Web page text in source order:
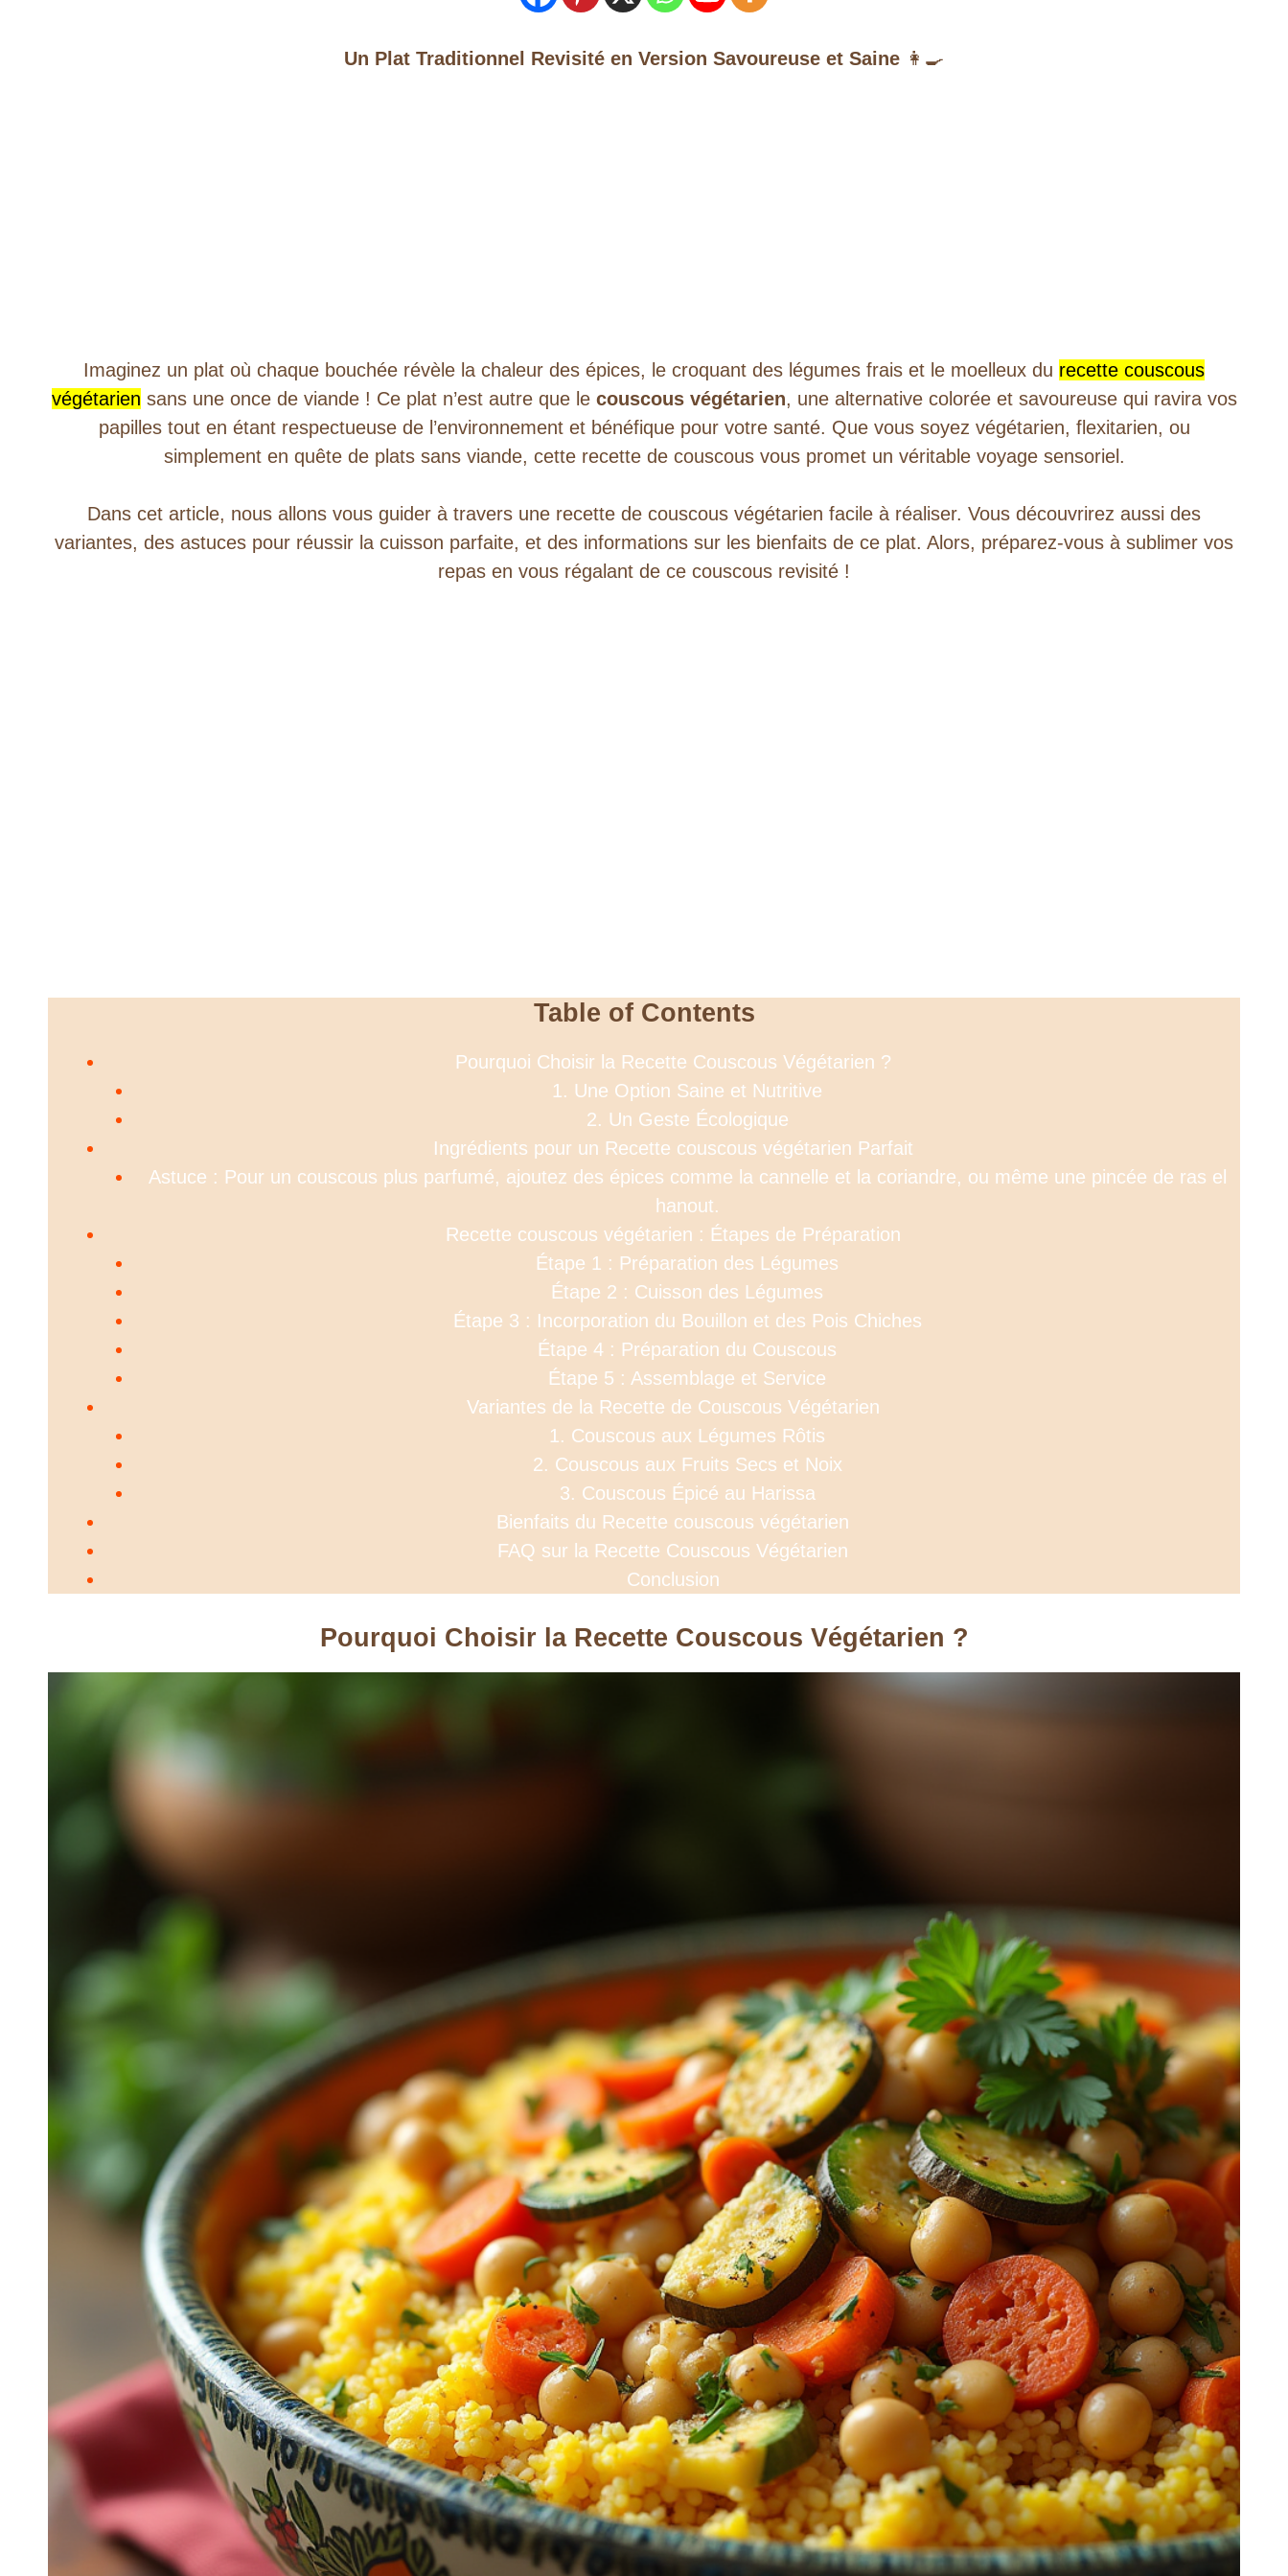
Un Plat Traditionnel Revisité en Version Savoureuse et Saine 👩‍🍳
Imaginez un plat où chaque bouchée révèle la chaleur des épices, le croquant des légumes frais et le moelleux du recette couscous
végétarien sans une once de viande ! Ce plat n’est autre que le couscous végétarien, une alternative colorée et savoureuse qui ravira vos
papilles tout en étant respectueuse de l’environnement et bénéfique pour votre santé. Que vous soyez végétarien, flexitarien, ou
simplement en quête de plats sans viande, cette recette de couscous vous promet un véritable voyage sensoriel.
Dans cet article, nous allons vous guider à travers une recette de couscous végétarien facile à réaliser. Vous découvrirez aussi des
variantes, des astuces pour réussir la cuisson parfaite, et des informations sur les bienfaits de ce plat. Alors, préparez-vous à sublimer vos
repas en vous régalant de ce couscous revisité !
Table of Contents
Pourquoi Choisir la Recette Couscous Végétarien ?
1. Une Option Saine et Nutritive
2. Un Geste Écologique
Ingrédients pour un Recette couscous végétarien Parfait
Astuce : Pour un couscous plus parfumé, ajoutez des épices comme la cannelle et la coriandre, ou même une pincée de ras el
hanout.
Recette couscous végétarien : Étapes de Préparation
Étape 1 : Préparation des Légumes
Étape 2 : Cuisson des Légumes
Étape 3 : Incorporation du Bouillon et des Pois Chiches
Étape 4 : Préparation du Couscous
Étape 5 : Assemblage et Service
Variantes de la Recette de Couscous Végétarien
1. Couscous aux Légumes Rôtis
2. Couscous aux Fruits Secs et Noix
3. Couscous Épicé au Harissa
Bienfaits du Recette couscous végétarien
FAQ sur la Recette Couscous Végétarien
Conclusion
Pourquoi Choisir la Recette Couscous Végétarien ?